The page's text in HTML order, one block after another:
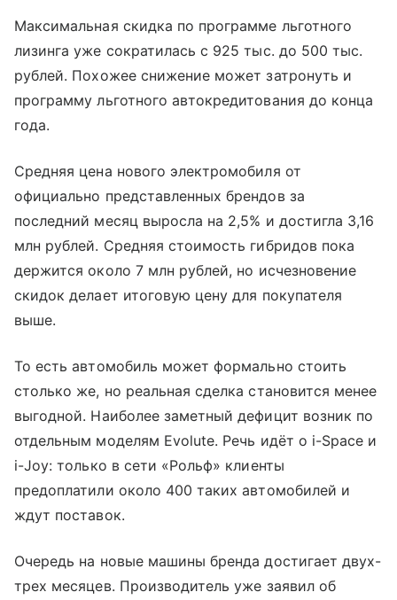
Максимальная скидка по программе льготного
лизинга уже сократилась с 925 тыс. до 500 тыс.
рублей. Похожее снижение может затронуть и
программу льготного автокредитования до конца
года.
Средняя цена нового электромобиля от
официально представленных брендов за
последний месяц выросла на 2,5% и достигла 3,16
млн рублей. Средняя стоимость гибридов пока
держится около 7 млн рублей, но исчезновение
скидок делает итоговую цену для покупателя
выше.
То есть автомобиль может формально стоить
столько же, но реальная сделка становится менее
выгодной. Наиболее заметный дефицит возник по
отдельным моделям Evolute. Речь идёт о i-Space и
i-Joy: только в сети «Рольф» клиенты
предоплатили около 400 таких автомобилей и
ждут поставок.
Очередь на новые машины бренда достигает двух-
трех месяцев. Производитель уже заявил об